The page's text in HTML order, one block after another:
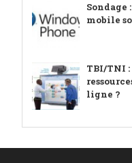
Sondage
mobile
TBI/TNI :
ligne ?